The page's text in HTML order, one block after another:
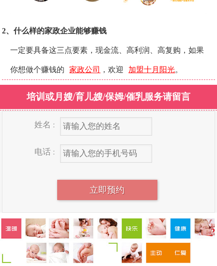
2、什么样的家政企业能够赚钱
一定要具备这三点要素，现金流、高利润、高复购，如果
你想做个赚钱的 家政公司 ，欢迎 加盟十月阳光。
培训或月嫂/育儿嫂/保姆/催乳服务请留言
姓名 :
电话 :